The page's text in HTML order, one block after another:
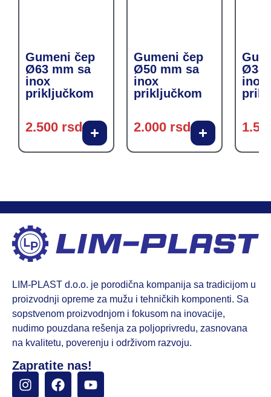
Gumeni čep
Ø63 mm sa
inox
priključkom
2.500 rsd
Gumeni čep
Ø50 mm sa
inox
priključkom
2.000 rsd
Ø38
inox
LIM-PLAST d.o.o. je porodična kompanija sa tradicijom u
proizvodnji opreme za mužu i tehničkih komponenti. Sa
sopstvenom proizvodnjom i fokusom na inovacije,
nudimo pouzdana rešenja za poljoprivredu, zasnovana
na kvalitetu, poverenju i održivom razvoju.
Zapratite nas!